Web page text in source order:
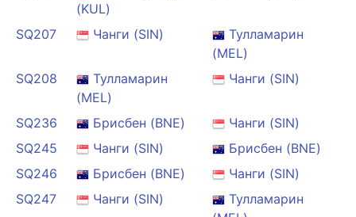
(KUL)
SQ207 Чанги (SIN)
Тулламарин
(MEL)
SQ208
Тулламарин
(MEL)
Чанги (SIN)
SQ236 Брисбен (BNE)
Чанги (SIN)
SQ245
Чанги (SIN)
Брисбен (BNE)
SQ246
Брисбен (BNE)
Чанги (SIN)
SQ247
Чанги (SIN)
Тулламарин